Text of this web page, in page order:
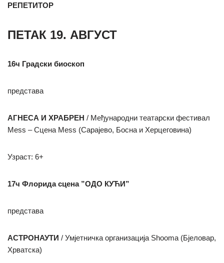
РЕПЕТИТОР
ПЕТАК 19. АВГУСТ
16ч Градски биоскоп
представа
АГНЕСА И ХРАБРЕН / Међународни театарски фестивал
Mess – Сцена Mess (Сарајево, Босна и Херцеговина)
Узраст: 6+
17ч Флорида сцена ”ОДО КУЋИ”
представа
АСТРОНАУТИ / Умјетничка организација Shooma (Бјеловар,
Хрватска)